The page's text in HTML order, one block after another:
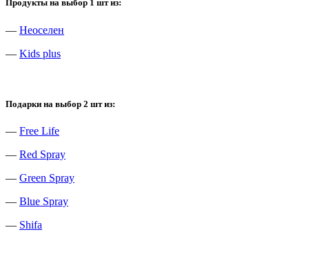
Продукты на выбор 1 шт из:
— Неоселен
— Kids plus
Подарки на выбор 2 шт из:
— Free Life
— Red Spray
— Green Spray
— Blue Spray
— Shifa